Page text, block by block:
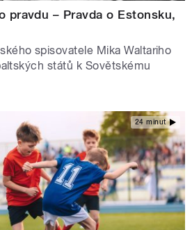
pravdu – Pravda o Estonsku,
spisovatele Mika Waltariho
států k Sovětskému
24 minut